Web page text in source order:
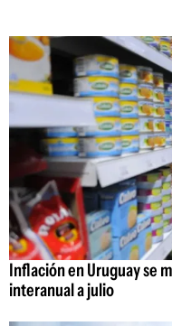
Inflación en Uruguay se
interanual a julio